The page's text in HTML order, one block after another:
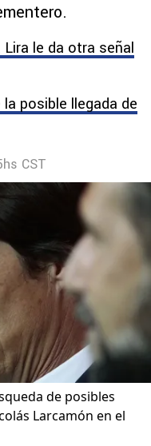
le da otra señal
posible llegada de
CST
de posibles
Larcamón en el